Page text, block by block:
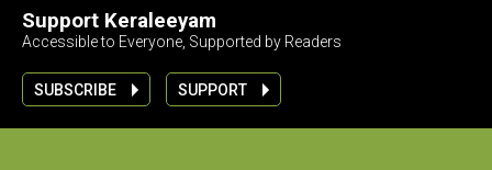
Support Keraleeyam
Accessible to Everyone, Supported by Readers
SUBSCRIBE SUPPORT